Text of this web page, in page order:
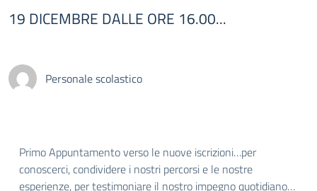
19 DICEMBRE DALLE ORE 16.00...
Personale scolastico
Primo Appuntamento verso le nuove iscrizioni…per
conoscerci, condividere i nostri percorsi e le nostre
esperienze, per testimoniare il nostro impegno quotidiano…